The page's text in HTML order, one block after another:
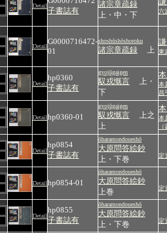
Detail
子書誌有
諸宗章疏録
上・中・下
六
Detail
G0000716472-
01
shoshūshōshoroku
諸宗章疏録 上 東
Detail
hp0360
子書誌有
gyojūgaigen
馭戎慨言
上・
下
本
昌
Detailhp0360-01
gyojūgaigen
馭戎慨言
上之
上
本
Detail
hp0854
子書誌有
ōharamondoueshō
大原問答絵鈔
上・下巻
定
Detailhp0854-01
ōharamondoueshō
大原問答絵鈔
上巻
定
Detail
hp0855
子書誌有
ōharamondoueshō
大原問答絵鈔
上・下巻
定